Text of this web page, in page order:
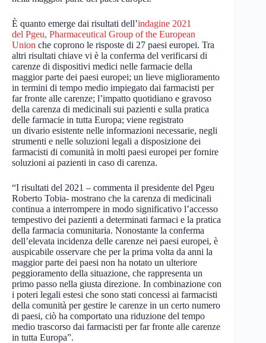
È quanto emerge dai risultati dell’indagine 2021
del Pgeu, Pharmaceutical Group of the European
Union che coprono le risposte di 27 paesi europei. Tra
altri risultati chiave vi è la conferma del verificarsi di
carenze di dispositivi medici nelle farmacie della
maggior parte dei paesi europei; un lieve miglioramento
in termini di tempo medio impiegato dai farmacisti per
far fronte alle carenze; l’impatto quotidiano e gravoso
della carenza di medicinali sui pazienti e sulla pratica
delle farmacie in tutta Europa; viene registrato
un divario esistente nelle informazioni necessarie, negli
strumenti e nelle soluzioni legali a disposizione dei
farmacisti di comunità in molti paesi europei per fornire
soluzioni ai pazienti in caso di carenza.
“I risultati del 2021 – commenta il presidente del Pgeu
Roberto Tobia- mostrano che la carenza di medicinali
continua a interrompere in modo significativo l’accesso
tempestivo dei pazienti a determinati farmaci e la pratica
della farmacia comunitaria. Nonostante la conferma
dell’elevata incidenza delle carenze nei paesi europei, è
auspicabile osservare che per la prima volta da anni la
maggior parte dei paesi non ha notato un ulteriore
peggioramento della situazione, che rappresenta un
primo passo nella giusta direzione. In combinazione con
i poteri legali estesi che sono stati concessi ai farmacisti
della comunità per gestire le carenze in un certo numero
di paesi, ciò ha comportato una riduzione del tempo
medio trascorso dai farmacisti per far fronte alle carenze
in tutta Europa”.